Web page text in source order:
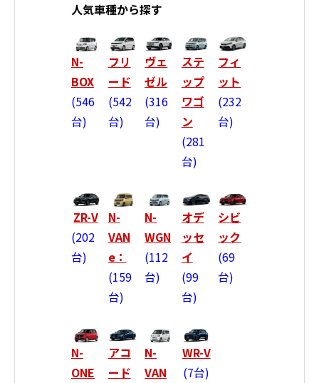
人気車種から探す
N-
BOX
546
台
フリ
ード
542
台
ヴェ
ゼル
316
台
ステ
ップ
ワゴ
ン
281
台
フィ
ット
232
台
ZR-V
202
台
N-
VAN
e：
159
台
N-
WGN
112
台
オデ
ッセ
イ
99
台
シビ
ック
69
台
N-
ONE
アコ
ード
N-
VAN
WR-V
7台